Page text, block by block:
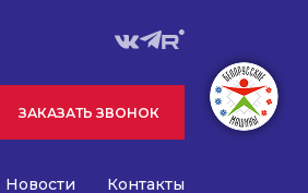
ЗАКАЗАТЬ ЗВОНОК
Новости Контакты